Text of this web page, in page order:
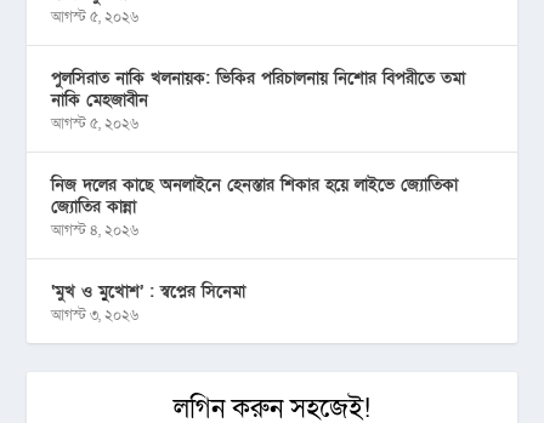
আগস্ট ৫, ২০২৬
পুলসিরাত নাকি খলনায়ক: ভিকির পরিচালনায় নিশোর বিপরীতে তমা
নাকি মেহজাবীন
আগস্ট ৫, ২০২৬
নিজ দলের কাছে অনলাইনে হেনস্তার শিকার হয়ে লাইভে জ্যোতিকা
জ্যোতির কান্না
আগস্ট ৪, ২০২৬
‘মুখ ও মু্খোশ’ : স্বপ্নের সিনেমা
আগস্ট ৩, ২০২৬
লগিন করুন সহজেই!